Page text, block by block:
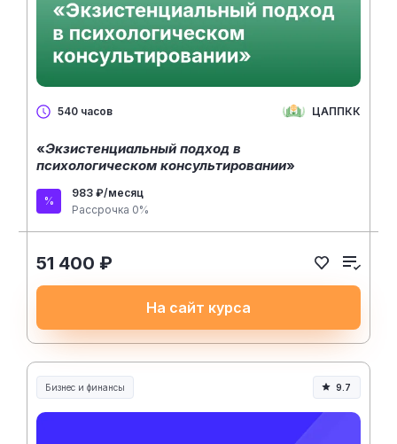
540 часов ЦАППКК
«Экзистенциальный подход в
психологическом консультировании»
983 ₽/месяц
Рассрочка 0%
51 400 ₽
На сайт курса
Бизнес и финансы 9.7